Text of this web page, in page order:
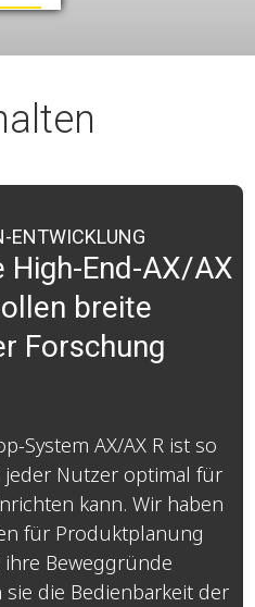
ENTWICKLUNG
High-End-AX/AX
breite
Forschung
System AX/AX R ist so
jeder Nutzer optimal für
kann. Wir haben
für Produktplanung
Beweggründe
die Bedienbarkeit der